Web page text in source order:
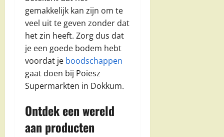
gemakkelijk kan zijn om te
veel uit te geven zonder dat
het zin heeft. Zorg dus dat
je een goede bodem hebt
voordat je boodschappen
gaat doen bij Poiesz
Supermarkten in Dokkum.
Ontdek een wereld
aan producten